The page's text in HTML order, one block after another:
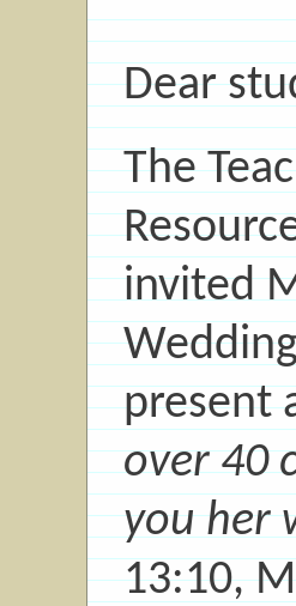
Dear
The
invited
present
over 40
you her
13:10,